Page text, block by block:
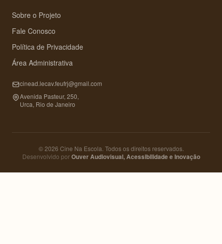
Sobre o Projeto
Fale Conosco
Política de Privacidade
Área Administrativa
cinead.lecav.feufrj@gmail.com
Avenida Pasteur, 250,
Urca, Rio de Janeiro
© 2026 Cine Na Escola. Todos os direitos reservados.
Desenvolvido porOuver Audiovisual, Acessibilidade e Inovação